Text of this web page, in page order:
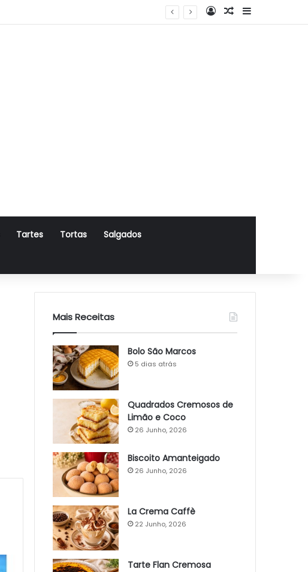
Log InArtigo Aleatório
Sidebar
Tartes Tortas Salgados
Mais Receitas
Bolo São Marcos
5 dias atrás
Quadrados Cremosos de
Limão e Coco
26 Junho, 2026
Biscoito Amanteigado
26 Junho, 2026
La Crema Caffè
22 Junho, 2026
Tarte Flan Cremosa